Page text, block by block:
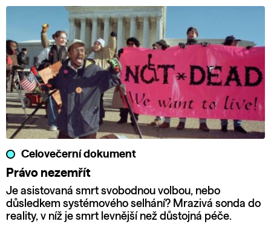
Celovečerní dokument
Právo nezemřít
Je asistovaná smrt svobodnou volbou, nebo
důsledkem systémového selhání? Mrazivá sonda do
reality, v níž je smrt levnější než důstojná péče.